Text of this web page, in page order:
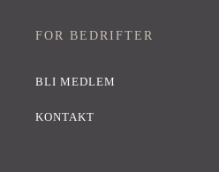
FOR BEDRIFTER
BLI MEDLEM
KONTAKT